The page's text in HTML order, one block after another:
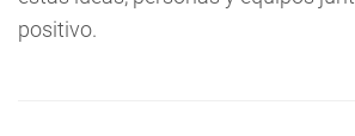
positivo.